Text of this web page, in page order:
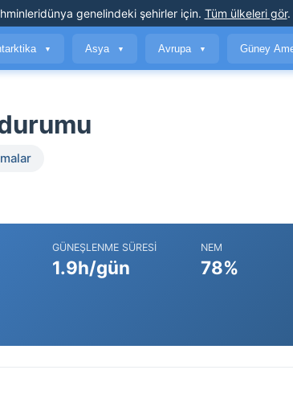
dünya genelindeki şehirler için. Tüm ülkeleri gör.
▼ Asya ▼ Avrupa ▼ Güney
GÜNEŞLENME SÜRESI
1.9h/gün
NEM
78%